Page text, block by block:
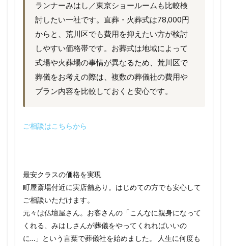
ランナーみはし／東京ショールームも比較検
討したい一社です。直葬・火葬式は78,000円
からと、荒川区でも費用を抑えたい方が検討
しやすい価格帯です。お葬式は地域によって
式場や火葬場の事情が異なるため、荒川区で
葬儀をお考えの際は、複数の葬儀社の費用や
プラン内容を比較しておくと安心です。
ご相談はこちらから
最安クラスの価格を実現
町屋斎場付近に実店舗あり。はじめての方でも安心して
ご相談いただけます。
元々は仏壇屋さん。お客さんの「こんなに親身になって
くれる、みはしさんが葬儀をやってくれればいいの
に…」という言葉で葬儀社を始めました。 人生に何度も